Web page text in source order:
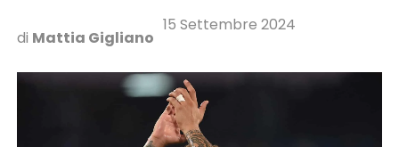
di Mattia Gigliano
15 Settembre 2024